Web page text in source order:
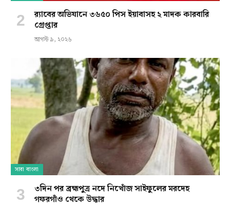
র‍্যাবের অভিযানে ৩৬৫০ পিস ইয়াবাসহ ২ মাদক কারবারি
গ্রেপ্তার
আগস্ট ৯, ২০২৬
সারা বাংলা
৩দিন পর ব্রহ্মপুত্র নদে নিখোঁজ সাইফুলের মরদেহ
গফরগাঁও থেকে উদ্ধার